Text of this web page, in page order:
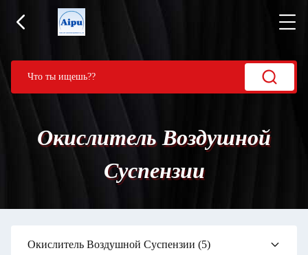
Окислитель Воздушной
Суспензии
Окислитель Воздушной Суспензии (5)